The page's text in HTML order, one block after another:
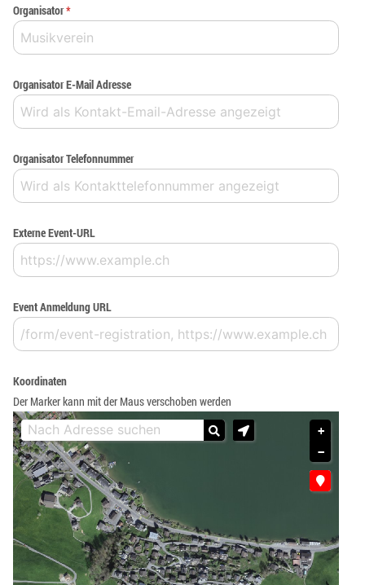
Organisator*
Organisator E-Mail Adresse
Organisator Telefonnummer
Externe Event-URL
Event Anmeldung URL
Koordinaten
Der Marker kann mit der Maus verschoben werden
+
−